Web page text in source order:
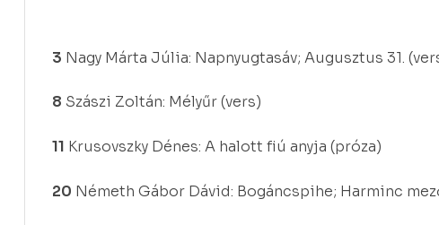
3 Nagy Márta Júlia: Napnyugtasáv; Augusztus 31.
8 Szászi Zoltán: Mélyűr (vers)
11 Krusovszky Dénes: A halott fiú anyja (próza)
20 Németh Gábor Dávid: Bogáncspihe; Harminc